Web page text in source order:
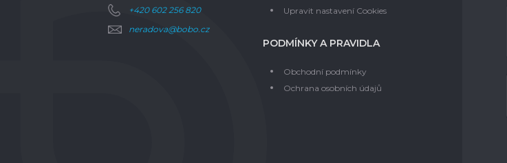
+420 602 256 820
neradova@bobo.cz
Upravit nastavení Cookies
PODMÍNKY A PRAVIDLA
Obchodní podmínky
Ochrana osobních údajů